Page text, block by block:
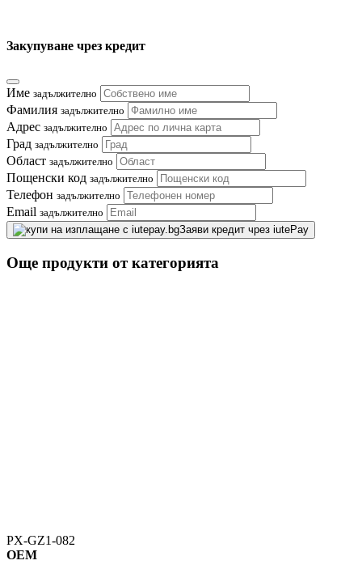
Закупуване чрез кредит
Име задължително
Фамилия задължително
Адрес задължително
Град задължително
Област задължително
Пощенски код задължително
Телефон задължително
Email задължително
Заяви кредит чрез iutePay
Още продукти от категорията
PX-GZ1-082
OEM